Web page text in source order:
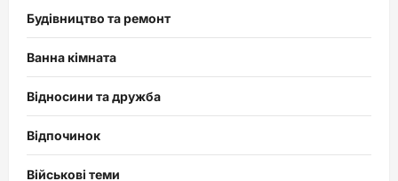
Будівництво та ремонт
Ванна кімната
Відносини та дружба
Відпочинок
Військові теми